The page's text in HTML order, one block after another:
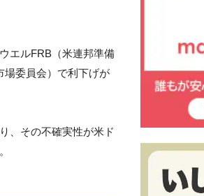
エルFRB（米連邦準備
場委員会）で利下げが
、その不確実性が米ド